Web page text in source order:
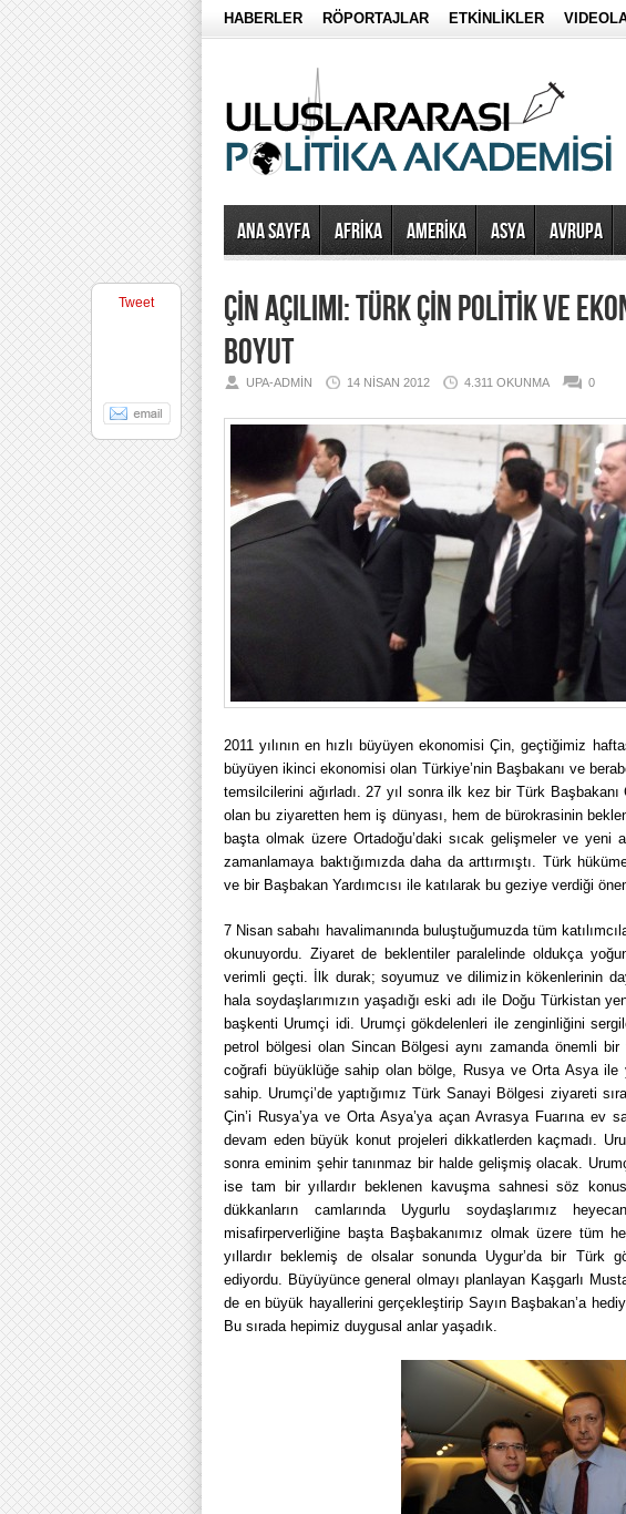
HABERLER RÖPORTAJLAR ETKİNLİKLER
Ana Sayfa AFRİKA AMERİKA ASYA AVRUPA
ÇİN AÇILIMI: TÜRK ÇİN POLİTİK VE
BOYUT
UPA-ADMIN 14 NISAN 2012 4.311 OKUNMA 0
2011 yılının en hızlı büyüyen ekonomisi Çin, geçtiğimiz
büyüyen ikinci ekonomisi olan Türkiye’nin Başbakanı ve
temsilcilerini ağırladı. 27 yıl sonra ilk kez bir Türk
olan bu ziyaretten hem iş dünyası, hem de bürokrasinin
başta olmak üzere Ortadoğu’daki sıcak gelişmeler ve yeni
zamanlamaya baktığımızda daha da arttırmıştı. Türk
ve bir Başbakan Yardımcısı ile katılarak bu geziye verdiği
7 Nisan sabahı havalimanında buluştuğumuzda tüm
okunuyordu. Ziyaret de beklentiler paralelinde oldukça
verimli geçti. İlk durak; soyumuz ve dilimizin kökenlerinin
hala soydaşlarımızın yaşadığı eski adı ile Doğu Türkistan
başkenti Urumçi idi. Urumçi gökdelenleri ile zenginliğini
petrol bölgesi olan Sincan Bölgesi aynı zamanda önemli bir
coğrafi büyüklüğe sahip olan bölge, Rusya ve Orta Asya ile
sahip. Urumçi’de yaptığımız Türk Sanayi Bölgesi ziyareti
Çin’i Rusya’ya ve Orta Asya’ya açan Avrasya Fuarına ev
devam eden büyük konut projeleri dikkatlerden kaçmadı.
sonra eminim şehir tanınmaz bir halde gelişmiş olacak.
ise tam bir yıllardır beklenen kavuşma sahnesi söz
dükkanların camlarında Uygurlu soydaşlarımız
misafirperverliğine başta Başbakanımız olmak üzere tüm
yıllardır beklemiş de olsalar sonunda Uygur’da bir Türk
ediyordu. Büyüyünce general olmayı planlayan Kaşgarlı
de en büyük hayallerini gerçekleştirip Sayın Başbakan’a
Bu sırada hepimiz duygusal anlar yaşadık.
Tweet